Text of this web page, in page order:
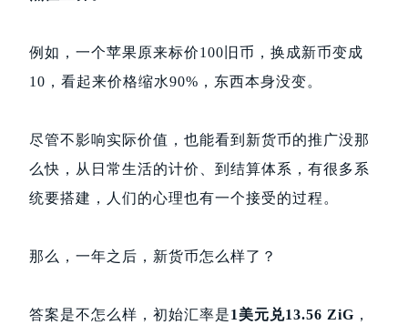
例如，一个苹果原来标价100旧币，换成新币变成
10，看起来价格缩水90%，东西本身没变。
尽管不影响实际价值，也能看到新货币的推广没那
么快，从日常生活的计价、到结算体系，有很多系
统要搭建，人们的心理也有一个接受的过程。
那么，一年之后，新货币怎么样了？
答案是不怎么样， 初始汇率是1美元兑13.56 ZiG ，